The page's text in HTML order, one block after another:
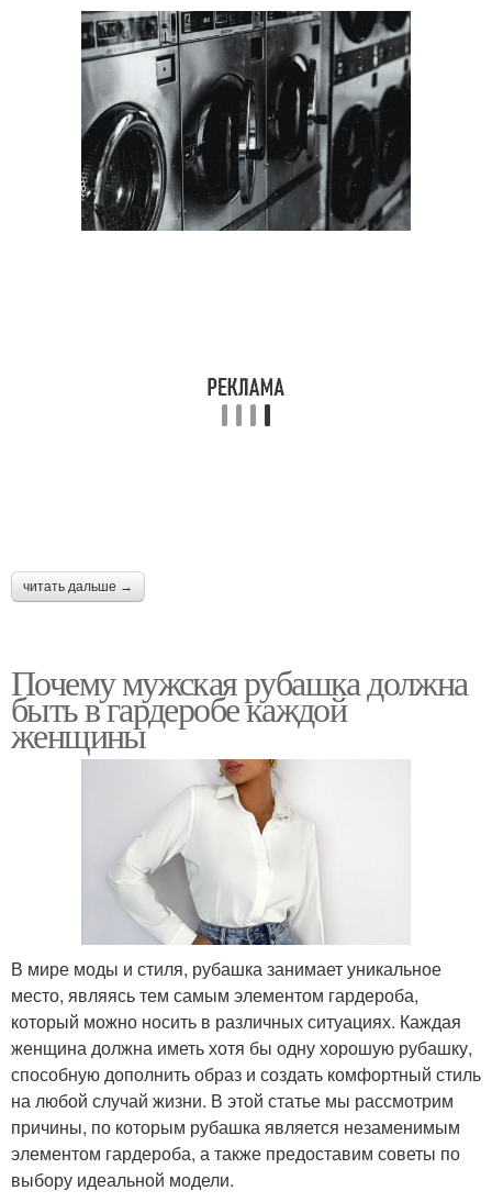
читать дальше →
Почему мужская рубашка должна
быть в гардеробе каждой
женщины
В мире моды и стиля, рубашка занимает уникальное
место, являясь тем самым элементом гардероба,
который можно носить в различных ситуациях. Каждая
женщина должна иметь хотя бы одну хорошую рубашку,
способную дополнить образ и создать комфортный стиль
на любой случай жизни. В этой статье мы рассмотрим
причины, по которым рубашка является незаменимым
элементом гардероба, а также предоставим советы по
выбору идеальной модели.